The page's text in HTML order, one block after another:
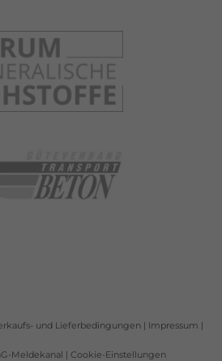
und Lieferbedingungen | Impressum |
Meldekanal | Cookie-Einstellungen